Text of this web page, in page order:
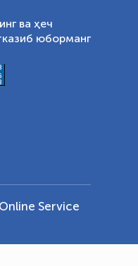
ва ҳеч
юборманг
Online Service